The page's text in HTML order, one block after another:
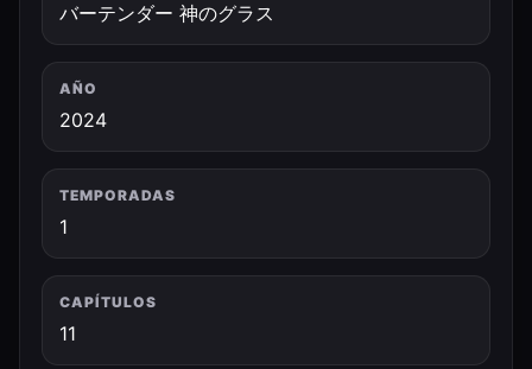
バーテンダー 神のグラス
AÑO
2024
TEMPORADAS
1
CAPÍTULOS
11